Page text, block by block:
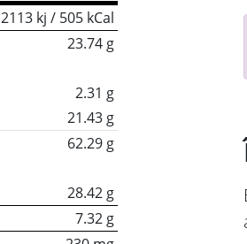
2113 kj / 505 kCal
23.74 g
2.31 g
21.43 g
62.29 g
28.42 g
7.32 g